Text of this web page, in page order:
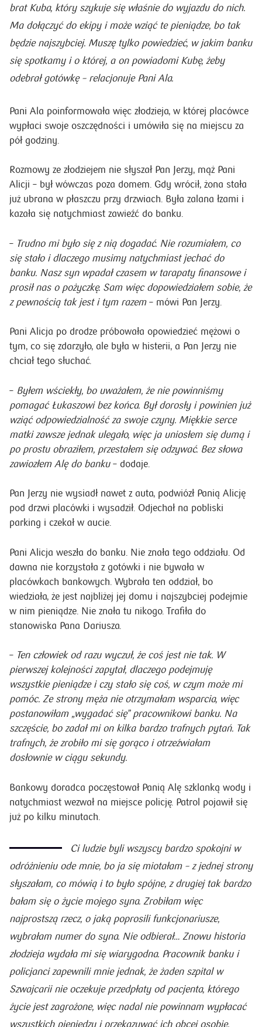
brat Kuba, który szykuje się właśnie do wyjazdu do nich.
Ma dołączyć do ekipy i może wziąć te pieniądze, bo tak
będzie najszybciej. Muszę tylko powiedzieć, w jakim banku
się spotkamy i o której, a on powiadomi Kubę, żeby
odebrał gotówkę– relacjonuje Pani Ala.
Pani Ala poinformowała więc złodzieja, w której placówce
wypłaci swoje oszczędności i umówiła się na miejscu za
pół godziny.
Rozmowy ze złodziejem nie słyszał Pan Jerzy, mąż Pani
Alicji – był wówczas poza domem. Gdy wrócił, żona stała
już ubrana w płaszczu przy drzwiach. Była zalana łzami i
kazała się natychmiast zawieźć do banku.
– Trudno mi było się z nią dogadać. Nie rozumiałem, co
się stało i dlaczego musimy natychmiast jechać do
banku. Nasz syn wpadał czasem w tarapaty finansowe i
prosił nas o pożyczkę. Sam więc dopowiedziałem sobie, że
z pewnością tak jest i tym razem – mówi Pan Jerzy.
Pani Alicja po drodze próbowała opowiedzieć mężowi o
tym, co się zdarzyło, ale była w histerii, a Pan Jerzy nie
chciał tego słuchać.
– Byłem wściekły, bo uważałem, że nie powinniśmy
pomagać Łukaszowi bez końca. Był dorosły i powinien już
wziąć odpowiedzialność za swoje czyny. Miękkie serce
matki zawsze jednak ulegało, więc ja uniosłem się dumą i
po prostu obraziłem, przestałem się odzywać. Bez słowa
zawiozłem Alę do banku – dodaje.
Pan Jerzy nie wysiadł nawet z auta, podwiózł Panią Alicję
pod drzwi placówki i wysadził. Odjechał na pobliski
parking i czekał w aucie.
Pani Alicja weszła do banku. Nie znała tego oddziału. Od
dawna nie korzystała z gotówki i nie bywała w
placówkach bankowych. Wybrała ten oddział, bo
wiedziała, że jest najbliżej jej domu i najszybciej podejmie
w nim pieniądze. Nie znała tu nikogo. Trafiła do
stanowiska Pana Dariusza.
– Ten człowiek od razu wyczuł, że coś jest nie tak. W
pierwszej kolejności zapytał, dlaczego podejmuję
wszystkie pieniądze i czy stało się coś, w czym może mi
pomóc. Ze strony męża nie otrzymałam wsparcia, więc
postanowiłam „wygadać się” pracownikowi banku. Na
szczęście, bo zadał mi on kilka bardzo trafnych pytań. Tak
trafnych, że zrobiło mi się gorąco i otrzeźwiałam
dosłownie w ciągu sekundy.
Bankowy doradca poczęstował Panią Alę szklanką wody i
natychmiast wezwał na miejsce policję. Patrol pojawił się
już po kilku minutach.
Ci ludzie byli wszyscy bardzo spokojni w
odróżnieniu ode mnie, bo ja się miotałam – z jednej strony
słyszałam, co mówią i to było spójne, z drugiej tak bardzo
bałam się o życie mojego syna. Zrobiłam więc
najprostszą rzecz, o jaką poprosili funkcjonariusze,
wybrałam numer do syna. Nie odbierał… Znowu historia
złodzieja wydała mi się wiarygodna. Pracownik banku i
policjanci zapewnili mnie jednak, że żaden szpital w
Szwajcarii nie oczekuje przedpłaty od pacjenta, którego
życie jest zagrożone, więc nadal nie powinnam wypłacać
wszystkich pieniędzy i przekazywać ich obcej osobie.